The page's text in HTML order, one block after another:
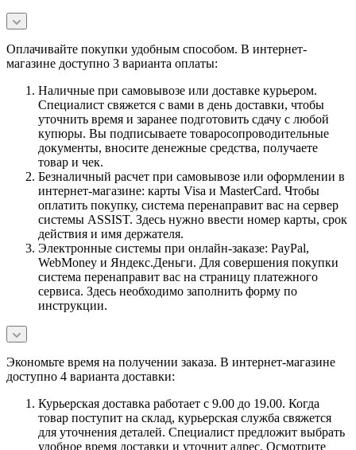
Оплачивайте покупки удобным способом. В интернет-
магазине доступно 3 варианта оплаты:
Наличные при самовывозе или доставке курьером.
Специалист свяжется с вами в день доставки, чтобы
уточнить время и заранее подготовить сдачу с любой
купюры. Вы подписываете товаросопроводительные
документы, вносите денежные средства, получаете
товар и чек.
Безналичный расчет при самовывозе или оформлении в
интернет-магазине: карты Visa и MasterCard. Чтобы
оплатить покупку, система перенаправит вас на сервер
системы ASSIST. Здесь нужно ввести номер карты, срок
действия и имя держателя.
Электронные системы при онлайн-заказе: PayPal,
WebMoney и Яндекс.Деньги. Для совершения покупки
система перенаправит вас на страницу платежного
сервиса. Здесь необходимо заполнить форму по
инструкции.
Экономьте время на получении заказа. В интернет-магазине
доступно 4 варианта доставки:
Курьерская доставка работает с 9.00 до 19.00. Когда
товар поступит на склад, курьерская служба свяжется
для уточнения деталей. Специалист предложит выбрать
удобное время доставки и уточнит адрес. Осмотрите